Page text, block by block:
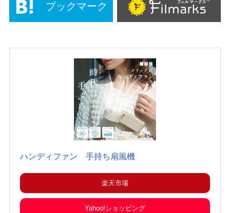
ブックマーク
ハンディファン 手持ち扇風機
楽天市場
Yahoo!ショッピング